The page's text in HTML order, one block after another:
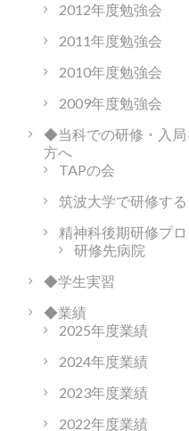
2012年度勉強会
2011年度勉強会
2010年度勉強会
2009年度勉強会
◆当科での研修・入局
方へ
TAPの会
筑波大学で研修する
精神科後期研修プ
研修先病院
◆学生実習
◆業績
2025年度業績
2024年度業績
2023年度業績
2022年度業績